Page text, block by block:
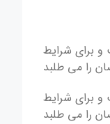
و برای شرایط
را می طلبد
و برای شرایط
را می طلبد